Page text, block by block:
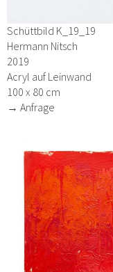
Schüttbild K_19_19
Hermann Nitsch
2019
Acryl auf Leinwand
100 x 80 cm
→ Anfrage